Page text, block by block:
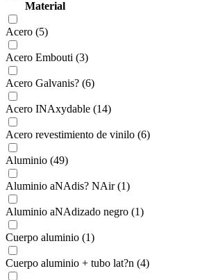
Material
Acero (5)
Acero Embouti (3)
Acero Galvanis? (6)
Acero INAxydable (14)
Acero revestimiento de vinilo (6)
Aluminio (49)
Aluminio aNAdis? NAir (1)
Aluminio aNAdizado negro (1)
Cuerpo aluminio (1)
Cuerpo aluminio + tubo lat?n (4)